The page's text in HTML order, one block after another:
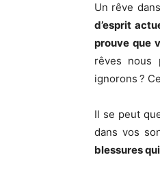
Un rêve
d’esprit
prouve que
rêves nous
ignorons ?
Il se peut
dans vos
blessures